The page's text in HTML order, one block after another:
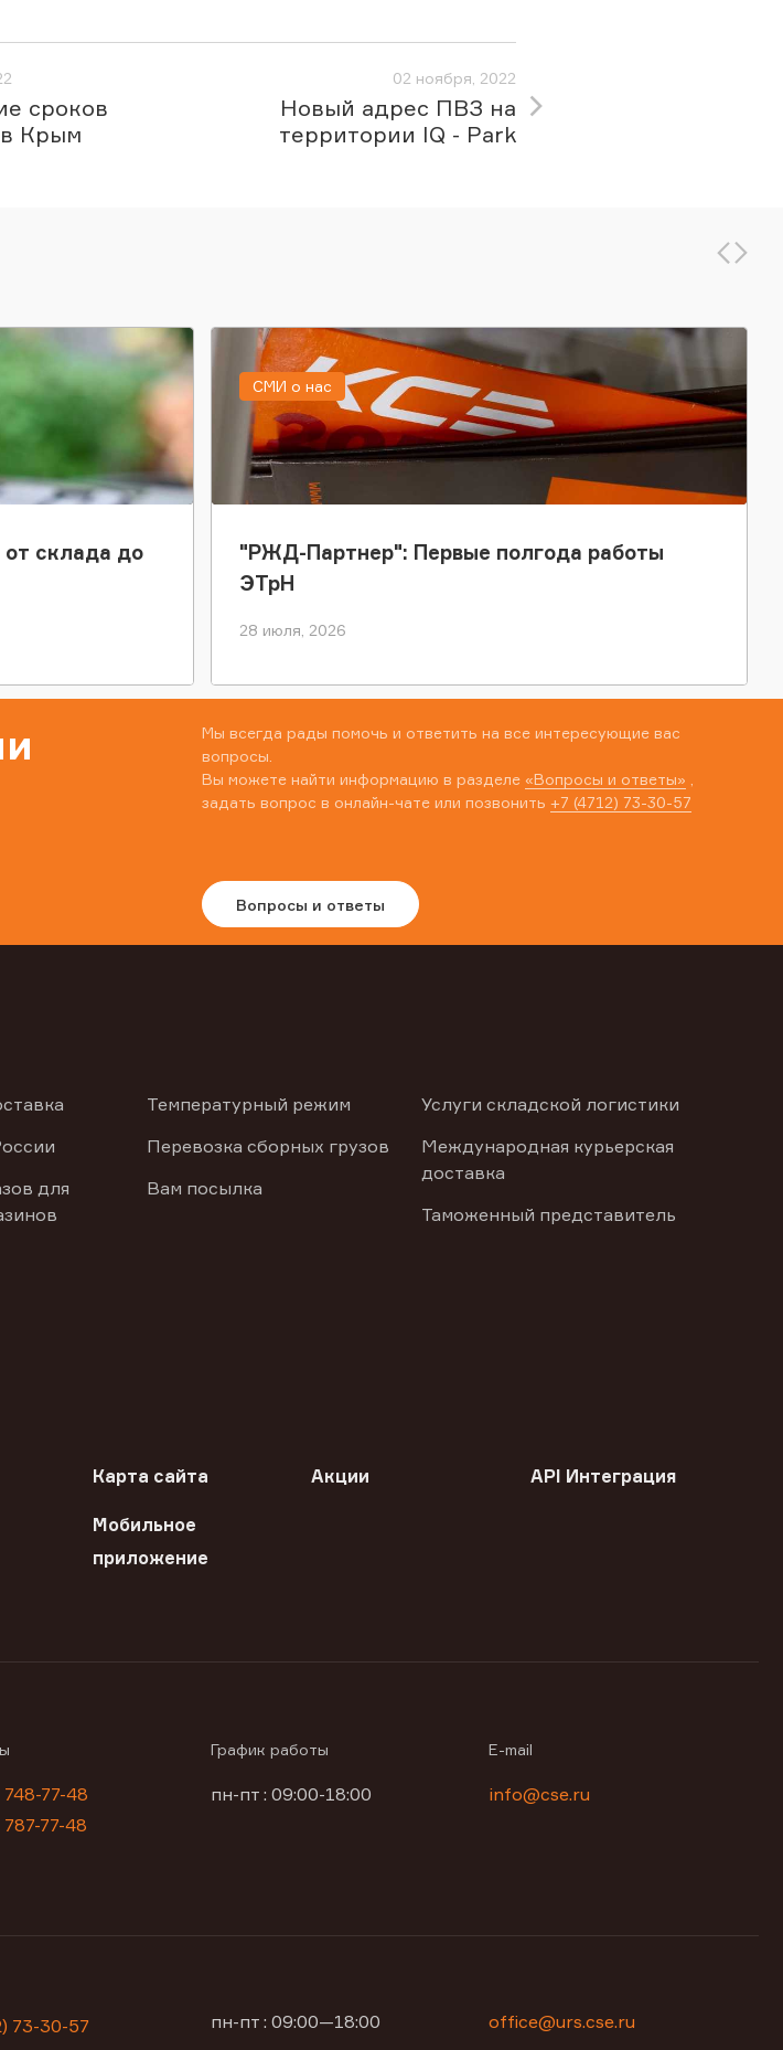
сроков
Крым
02 ноября, 2022
Новый адрес ПВЗ на
территории IQ - Park
склада до
"РЖД-Партнер": Первые полгода работы
ЭТрН
28 июля, 2026
СМИ о нас
Мы всегда рады помочь и ответить на все интересующие вас
вопросы.
Вы можете найти информацию в разделе «Вопросы и ответы»
задать вопрос в онлайн-чате или позвонить +7 (4712) 73-30-57
Вопросы и ответы
для
Температурный режим
Перевозка сборных грузов
Вам посылка
Услуги складской логистики
Международная курьерская
доставка
Таможенный представитель
Карта сайта Акции API Интеграция
Мобильное
приложение
748-77-48
77-48
График работы
пн-пт : 09:00-18:00
E-mail
info@cse.ru
73-30-57
пн-пт : 09:00—18:00
office@urs.cse.ru